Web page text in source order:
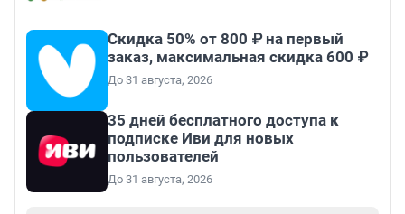
Скидка 50% от 800 ₽ на первый
заказ, максимальная скидка 600 ₽
До 31 августа, 2026
35 дней бесплатного доступа к
подписке Иви для новых
пользователей
До 31 августа, 2026